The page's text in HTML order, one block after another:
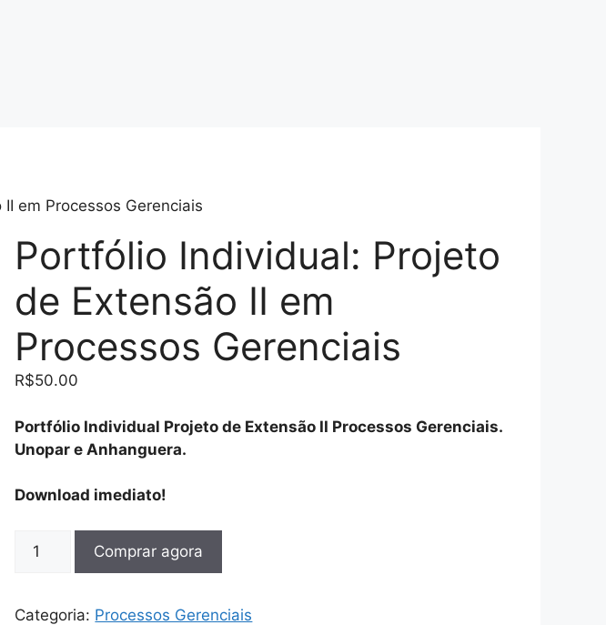
em Processos Gerenciais
Portfólio Individual: Projeto
de Extensão II em
Processos Gerenciais
R$50.00
Portfólio Individual Projeto de Extensão II Processos Gerenciais.
Unopar e Anhanguera.
Download imediato!
Comprar agora
Categoria: Processos Gerenciais